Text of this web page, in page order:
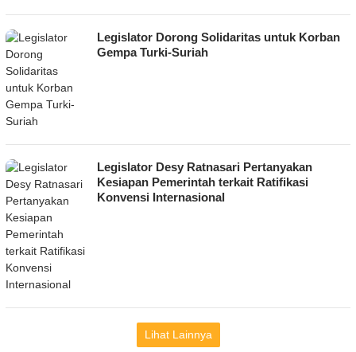
Legislator Dorong Solidaritas untuk Korban
Gempa Turki-Suriah
Legislator Desy Ratnasari Pertanyakan
Kesiapan Pemerintah terkait Ratifikasi
Konvensi Internasional
Lihat Lainnya